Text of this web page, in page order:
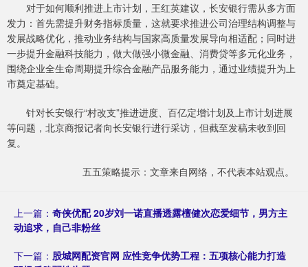
对于如何顺利推进上市计划，王红英建议，长安银行需从多方面
发力：首先需提升财务指标质量，这就要求推进公司治理结构调整与
发展战略优化，推动业务结构与国家高质量发展导向相适配；同时进
一步提升金融科技能力，做大做强小微金融、消费贷等多元化业务，
围绕企业全生命周期提升综合金融产品服务能力，通过业绩提升为上
市奠定基础。
针对长安银行“村改支”推进进度、百亿定增计划及上市计划进展
等问题，北京商报记者向长安银行进行采访，但截至发稿未收到回
复。
五五策略提示：文章来自网络，不代表本站观点。
上一篇： 奇侠优配 20岁刘一诺直播透露檀健次恋爱细节，男方主
动追求，自己非粉丝
下一篇： 股城网配资官网 应性竞争优势工程：五项核心能力打造